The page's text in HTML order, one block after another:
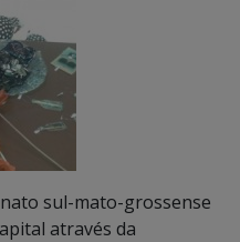
sul-mato-grossense
através da